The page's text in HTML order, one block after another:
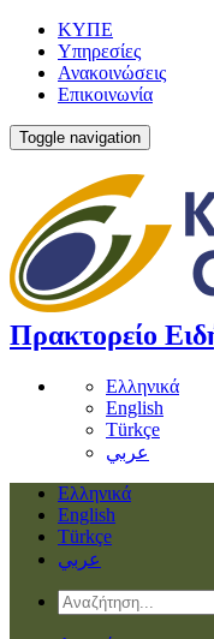
ΚΥΠΕ
Υπηρεσίες
Ανακοινώσεις
Επικοινωνία
Toggle navigation
Πρακτορείο
Ελληνικά
English
Türkçe
عربي
Ελληνικά
English
Türkçe
عربي